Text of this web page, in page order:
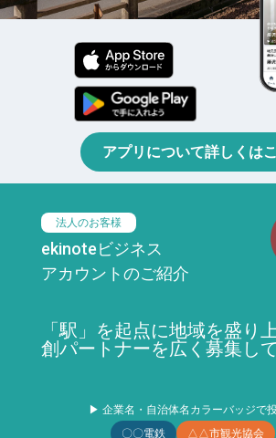
アプリについて詳しくは
法人のお客様
ekinoteビジネス
アカウントのご紹介
「駅」を起点に地域を盛り
創パートナーを広く募集し
▶ 企業名・自治体名カラーバッジで
〇〇電鉄
△△市観光協会